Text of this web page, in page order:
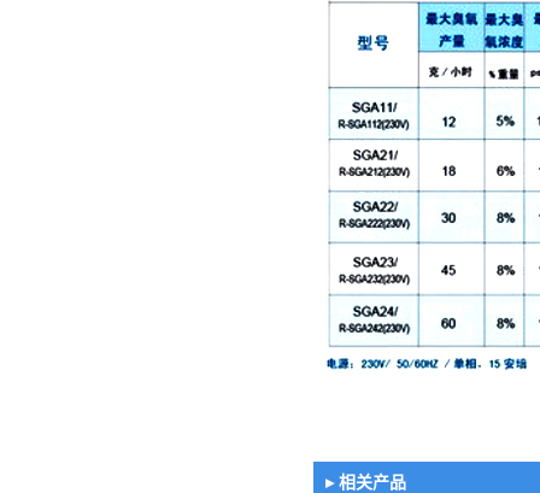
▸ 相关产品